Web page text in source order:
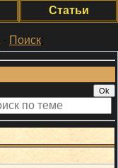
Статьи
· Поиск;